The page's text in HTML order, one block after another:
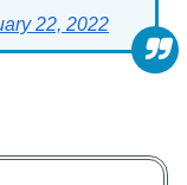
22, 2022